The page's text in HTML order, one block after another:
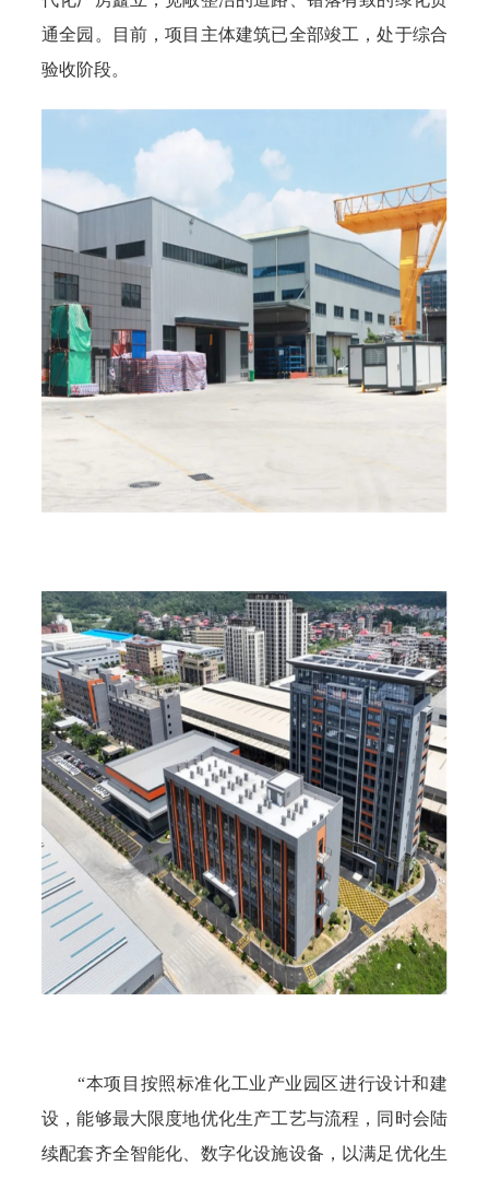
通全园。目前，项目主体建筑已全部竣工，处于综合
验收阶段。
“本项目按照标准化工业产业园区进行设计和建
设，能够最大限度地优化生产工艺与流程，同时会陆
续配套齐全智能化、数字化设施设备，以满足优化生